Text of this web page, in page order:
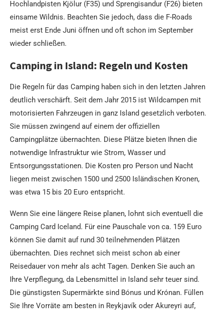
Hochlandpisten Kjölur (F35) und Sprengisandur (F26) bieten
einsame Wildnis. Beachten Sie jedoch, dass die F-Roads
meist erst Ende Juni öffnen und oft schon im September
wieder schließen.
Camping in Island: Regeln und Kosten
Die Regeln für das Camping haben sich in den letzten Jahren
deutlich verschärft. Seit dem Jahr 2015 ist Wildcampen mit
motorisierten Fahrzeugen in ganz Island gesetzlich verboten.
Sie müssen zwingend auf einem der offiziellen
Campingplätze übernachten. Diese Plätze bieten Ihnen die
notwendige Infrastruktur wie Strom, Wasser und
Entsorgungsstationen. Die Kosten pro Person und Nacht
liegen meist zwischen 1500 und 2500 Isländischen Kronen,
was etwa 15 bis 20 Euro entspricht.
Wenn Sie eine längere Reise planen, lohnt sich eventuell die
Camping Card Iceland. Für eine Pauschale von ca. 159 Euro
können Sie damit auf rund 30 teilnehmenden Plätzen
übernachten. Dies rechnet sich meist schon ab einer
Reisedauer von mehr als acht Tagen. Denken Sie auch an
Ihre Verpflegung, da Lebensmittel in Island sehr teuer sind.
Die günstigsten Supermärkte sind Bónus und Krónan. Füllen
Sie Ihre Vorräte am besten in Reykjavík oder Akureyri auf,